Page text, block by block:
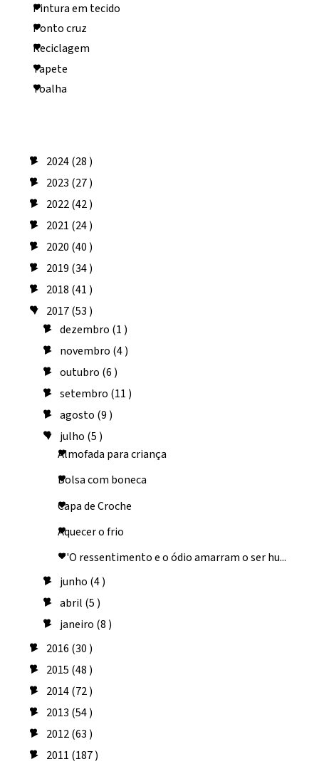
Pintura em tecido
Ponto cruz
Reciclagem
Tapete
Toalha
► 2024(28 )
► 2023 (27 )
► 2022(42 )
► 2021 (24 )
► 2020 (40 )
► 2019 (34 )
► 2018 (41 )
▼ 2017(53 )
►dezembro (1 )
► novembro (4 )
►outubro (6 )
►setembro (11 )
►agosto (9 )
▼ julho (5 )
Almofada para criança
Bolsa com boneca
Capa de Croche
Aquecer o frio
''''O ressentimento e o ódio amarram o ser hu...
► junho (4 )
►abril (5 )
► janeiro (8 )
► 2016 (30 )
► 2015 (48 )
► 2014(72 )
► 2013 (54 )
► 2012(63 )
► 2011 (187 )